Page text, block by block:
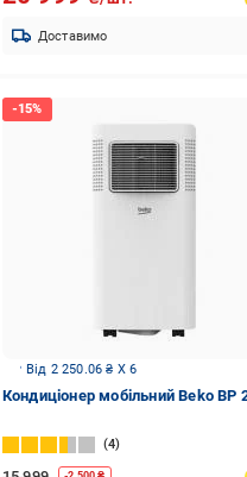
Доставимо
Від 2 250.06 ₴ X 6
Кондиціонер мобільний Beko BP
4